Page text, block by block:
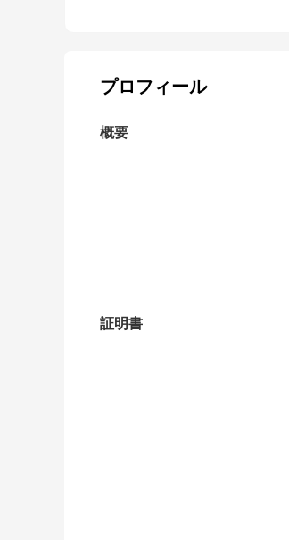
プロフィール
概要
証明書